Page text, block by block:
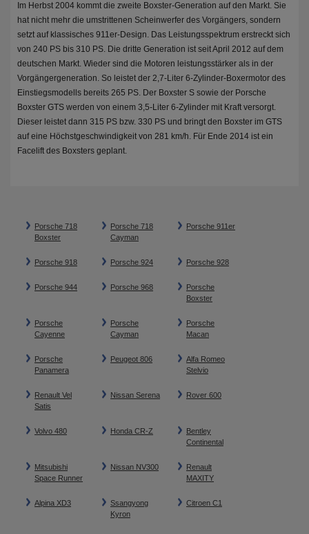
Im Herbst 2004 kommt die zweite Boxster-Generation auf den Markt. Sie
hat nicht mehr die umstrittenen Scheinwerfer des Vorgängers, sondern
setzt auf klassisches 911er-Design. Das Leistungsspektrum erstreckt sich
von 240 PS bis 310 PS. Die dritte Generation ist seit April 2012 auf dem
deutschen Markt. Wieder sind die Motoren leistungsstärker als in der
Vorgängergeneration. So leistet der 2,7-Liter 6-Zylinder-Boxermotor des
Einstiegsmodells bereits 265 PS. Der Boxster S sowie der Porsche
Boxster GTS werden von einem 3,5-Liter 6-Zylinder mit Kraft versorgt.
Dieser leistet dann 315 PS bzw. 330 PS und bringt den Boxster im GTS
auf eine Höchstgeschwindigkeit von 281 km/h. Für Ende 2014 ist ein
Facelift des Boxsters geplant.
Porsche 718
Boxster
Porsche 718
Cayman
Porsche 911er
Porsche 918 Porsche 924 Porsche 928
Porsche 944 Porsche 968
Porsche
Boxster
Porsche
Cayenne
Porsche
Cayman
Porsche
Macan
Porsche
Panamera
Peugeot 806
Alfa Romeo
Stelvio
Renault Vel
Satis
Nissan Serena Rover 600
Volvo 480 Honda CR-Z
Bentley
Continental
Mitsubishi
Space Runner
Nissan NV300
Renault
MAXITY
Alpina XD3
Ssangyong
Kyron
Citroen C1